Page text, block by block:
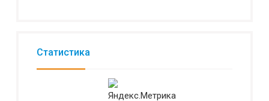
Статистика